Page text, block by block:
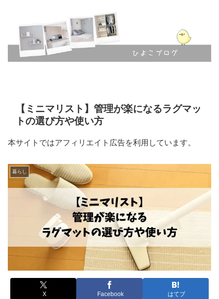
【ミニマリスト】管理が楽になるラグマッ
トの選び方や使い方
本サイトではアフィリエイト広告を利用しています。
暮らし
X Facebook はてブ